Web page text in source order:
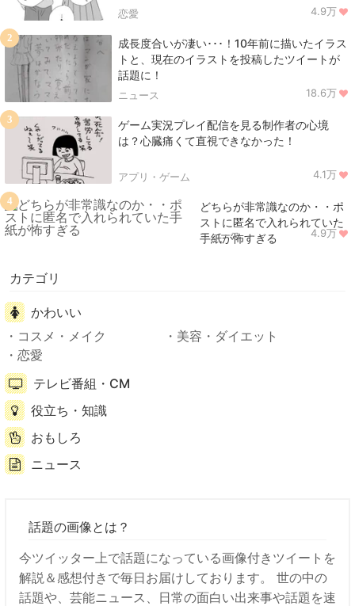
恋愛 4.9万
成長度合いが凄い･･･！10年前に描いたイラス
トと、現在のイラストを投稿したツイートが
話題に！
ニュース 18.6万
2
ゲーム実況プレイ配信を見る制作者の心境
は？心臓痛くて直視できなかった！
アプリ・ゲーム 4.1万
3
どちらが非常識なのか・・ポ
ストに匿名で入れられていた
手紙が怖すぎる
ニュース 4.9万
4
カテゴリ
かわいい
コスメ・メイク
美容・ダイエット
恋愛
テレビ番組・CM
役立ち・知識
おもしろ
ニュース
話題の画像とは？
今ツイッター上で話題になっている画像付きツイートを
解説＆感想付きで毎日お届けしております。 世の中の
話題や、芸能ニュース、日常の面白い出来事や話題を速